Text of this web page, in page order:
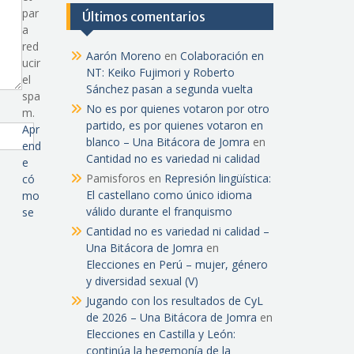
par
a
red
ucir
el
spa
m.
Apr
end
e
có
mo
se
Últimos comentarios
Aarón Moreno en Colaboración en
NT: Keiko Fujimori y Roberto
Sánchez pasan a segunda vuelta
No es por quienes votaron por otro
partido, es por quienes votaron en
blanco – Una Bitácora de Jomra en
Cantidad no es variedad ni calidad
Pamisforos en Represión lingüística:
El castellano como único idioma
válido durante el franquismo
Cantidad no es variedad ni calidad –
Una Bitácora de Jomra en
Elecciones en Perú – mujer, género
y diversidad sexual (V)
Jugando con los resultados de CyL
de 2026 – Una Bitácora de Jomra en
Elecciones en Castilla y León:
continúa la hegemonía de la